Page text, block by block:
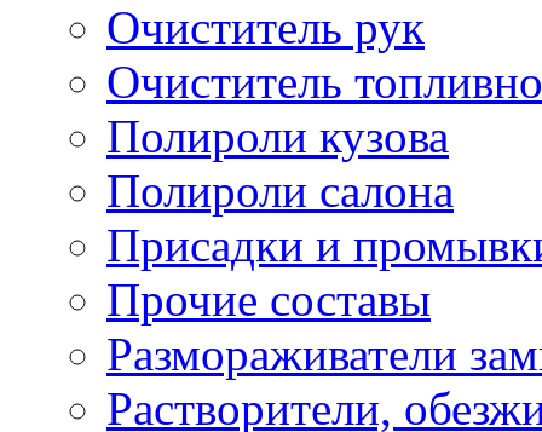
Очиститель рук
Очиститель
Полироли кузова
Полироли салона
Присадки и
Прочие составы
Размораживатели
Растворители,